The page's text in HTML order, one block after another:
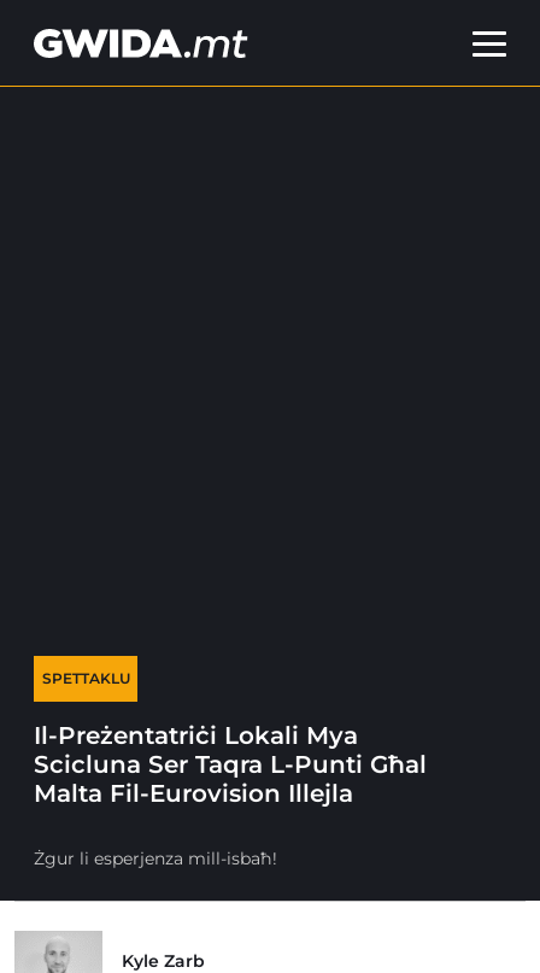
SPETTAKLU
Il-Preżentatriċi Lokali Mya
Scicluna Ser Taqra L-Punti Għal
Malta Fil-Eurovision Illejla
Żgur li esperjenza mill-isbaħ!
Kyle Zarb